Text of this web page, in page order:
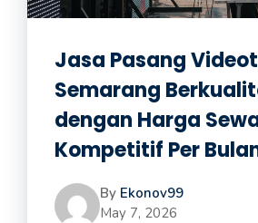
Jasa Pasang
Semarang
dengan Harga
Kompetitif Per
By Ekonov99
May 7, 2026